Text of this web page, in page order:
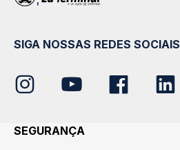
SIGA NOSSAS REDES SOCIAIS
SEGURANÇA